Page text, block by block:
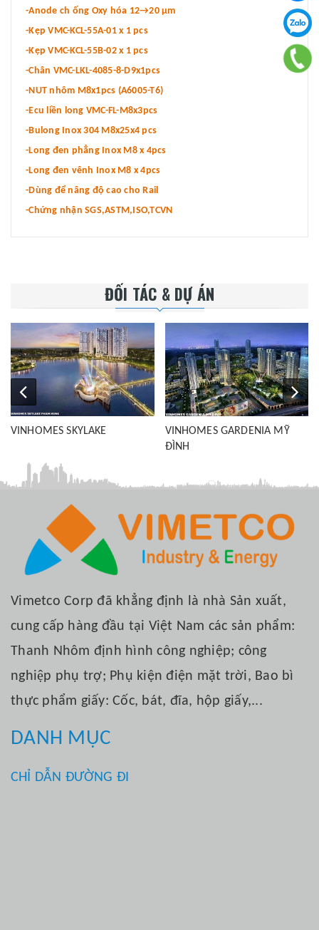
-Anode ch ống Oxy hóa 12→20 µm
-Kẹp VMC-KCL-55A-01 x 1 pcs
-Kẹp VMC-KCL-55B-02 x 1 pcs
-Chân VMC-LKL-4085-8-D9x1pcs
-NUT nhôm M8x1pcs (A6005-T6)
-Ecu liền long VMC-FL-M8x3pcs
-Bulong Inox 304 M8x25x4 pcs
-Long đen phẳng Inox M8 x 4pcs
-Long đen vênh Inox M8 x 4pcs
-Dùng để nâng độ cao cho Rail
-Chứng nhận SGS,ASTM,ISO,TCVN
ĐỐI TÁC & DỰ ÁN
VINHOMES SKYLAKE
VINHOMES GARDENIA MỸ
ĐÌNH
Vimetco Corp đã khẳng định là nhà Sản xuất,
cung cấp hàng đầu tại Việt Nam các sản phẩm:
Thanh Nhôm định hình công nghiệp; công
nghiệp phụ trợ; Phụ kiện điện mặt trời, Bao bì
thực phẩm giấy: Cốc, bát, đĩa, hộp giấy,...
DANH MỤC
CHỈ DẪN ĐƯỜNG ĐI